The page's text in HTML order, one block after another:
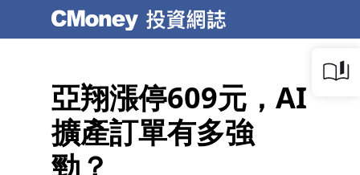
亞翔漲停609元，AI
擴產訂單有多強
勁？